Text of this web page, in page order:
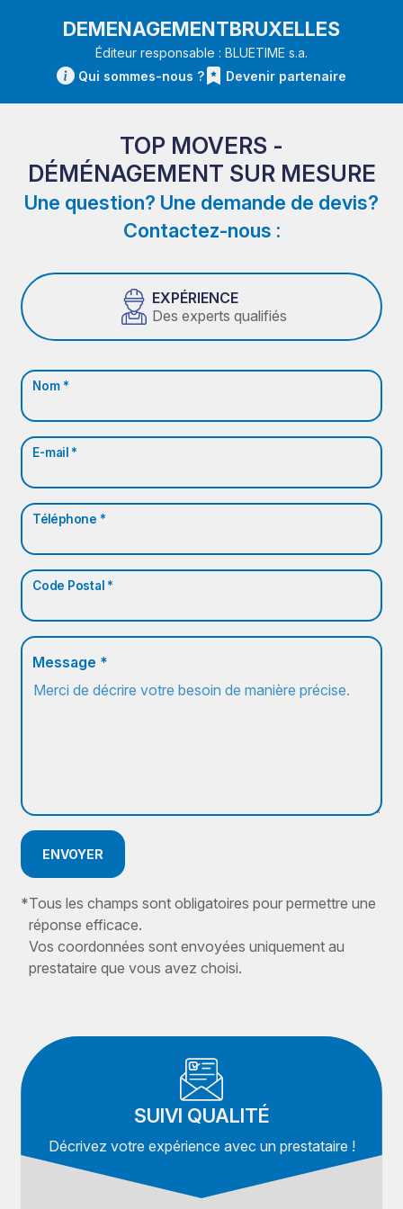
DEMENAGEMENTBRUXELLES
Éditeur responsable : BLUETIME s.a.
Qui sommes-nous ?
Devenir partenaire
TOP MOVERS -
DÉMÉNAGEMENT SUR MESURE
Une question? Une demande de devis?
Contactez-nous :
EXPÉRIENCE
Des experts qualifiés
Nom *
E-mail *
Téléphone *
Code Postal *
Message *
ENVOYER
*Tous les champs sont obligatoires pour permettre une
réponse efficace.
Vos coordonnées sont envoyées uniquement au
prestataire que vous avez choisi.
SUIVI QUALITÉ
Décrivez votre expérience avec un prestataire !